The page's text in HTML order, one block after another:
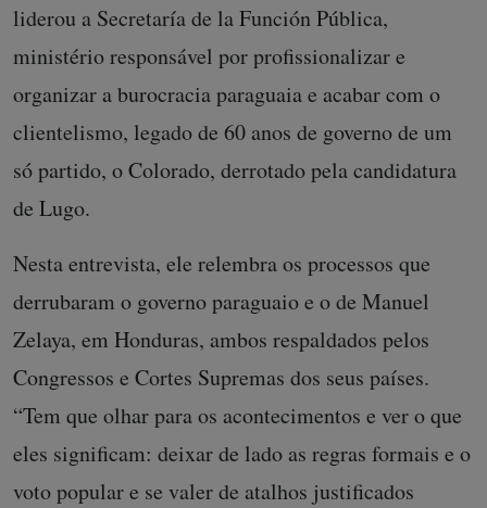
liderou a Secretaría de la Función Pública,
ministério responsável por profissionalizar e
organizar a burocracia paraguaia e acabar com o
clientelismo, legado de 60 anos de governo de um
só partido, o Colorado, derrotado pela candidatura
de Lugo.
Nesta entrevista, ele relembra os processos que
derrubaram o governo paraguaio e o de Manuel
Zelaya, em Honduras, ambos respaldados pelos
Congressos e Cortes Supremas dos seus países.
“Tem que olhar para os acontecimentos e ver o que
eles significam: deixar de lado as regras formais e o
voto popular e se valer de atalhos justificados